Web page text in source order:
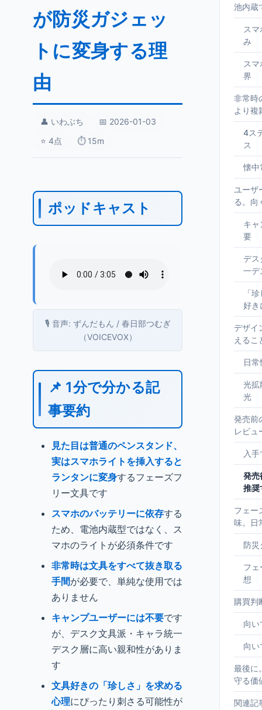
が防災ガジェッ
トに変身する理
由
👤 いわぶち
📅 2026-01-03
⭐ 4点
⏱️ 15m
ポッドキャスト
🎙️ 音声: ずんだもん / 春日部つむぎ
（VOICEVOX）
📌 1分で分かる記
事要約
見た目は普通のペンスタンド、
実はスマホライトを挿入すると
ランタンに変身するフェーズフ
リー文具です
スマホのバッテリーに依存する
ため、電池内蔵型ではなく、ス
マホのライトが必須条件です
非常時は文具をすべて抜き取る
手間が必要で、単純な使用では
ありません
キャンプユーザーには不要です
が、デスク文具派・キャラ統一
デスク層に高い親和性がありま
す
文具好きの「珍しさ」を求める
心理にぴったり刺さる可能性が
池内蔵
ス
み
ス
界
非常時
より複
4ス
ス
懐中
ユーザ
る。向
キャ
要
デス
一デ
「
好き
デザイ
えるこ
日
光拡
光
発売前
レビュ
入
発売
推奨
フェー
味。日
防災
フェ
想
購買判
向い
向い
最後に
守る価
関連記